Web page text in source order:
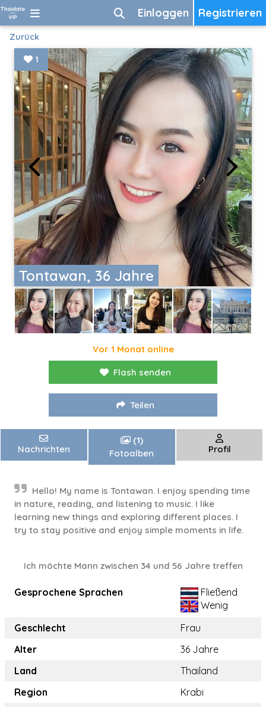
Registrieren
Einloggen
Zurück
Tontawan, 36 Jahre
1
Vor 1 Monat online
Flash senden
Teilen
Nachrichten
(1)
Fotoalben
Profil
Hello! My name is Tontawan. I enjoy spending time
in nature, reading, and listening to music. I like
learning new things and exploring different places. I
try to stay positive and enjoy simple moments in life.
Ich möchte Mann zwischen 34 und 56 Jahre treffen
Gesprochene Sprachen
Fließend
Wenig
Geschlecht
Frau
Alter
36 Jahre
Land
Thailand
Region
Krabi